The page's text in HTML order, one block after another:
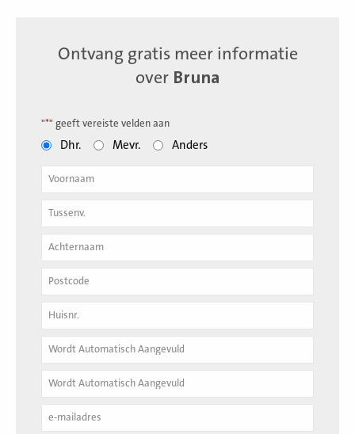
Ontvang gratis meer informatie
over Bruna
"*" geeft vereiste velden aan
Dhr. Mevr. Anders